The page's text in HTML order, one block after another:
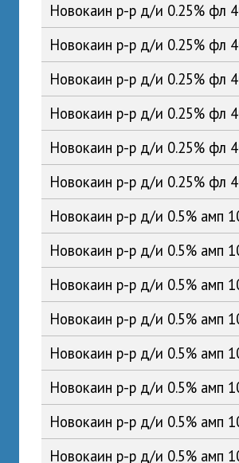
Новокаин р-р д/и 0.25%
Новокаин р-р д/и 0.25% фл
Новокаин р-р д/и 0.25% фл
Новокаин р-р д/и 0.25% фл
Новокаин р-р д/и 0.25% фл
Новокаин р-р д/и 0.25% фл
Новокаин р-р д/и 0.5% амп
Новокаин р-р д/и 0.5% амп
Новокаин р-р д/и 0.5% амп
Новокаин р-р д/и 0.5%
Новокаин р-р д/и 0.5% амп
Новокаин р-р д/и 0.5% амп
Новокаин р-р д/и 0.5% амп
Новокаин р-р д/и 0.5% амп